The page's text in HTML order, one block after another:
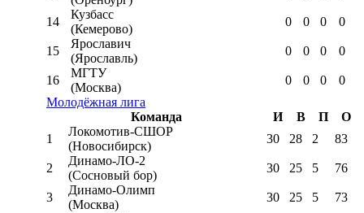
14
Кузбасс
(Кемерово)
0 0 0 0
15
Ярославич
(Ярославль)
0 0 0 0
16
МГТУ
(Москва)
0 0 0
0
Молодёжная лига
Команда
И В П
О
1
Локомотив-CШОР
(Новосибирск)
30 28 2 83
2
Динамо-ЛО-2
(Сосновый бор)
30 25 5 76
3
Динамо-Олимп
(Москва)
30 25 5 73